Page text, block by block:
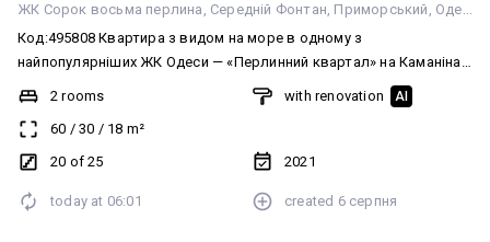
ЖК Сорок восьма перлина Середній Фонтан Приморський Одеса
Код:495808 Квартира з видом на море в одному з
найпопулярніших ЖК Одеси — «Перлинний квартал» на Каманіна!
Пропонується стильна квартира з двома окремими спальнями
та просторою кухнею-вітальнею. Виконано якісний ремонт із
використанням преміальних матеріалів: техніка Bosch, меблі,
виготовлені на замовлення, іспанська плитка та три
власникам — можна одразу заїжджати та жити без додаткових
2 rooms
60 / 30 / 18 m²
20 of 25
with renovation AI
2021
today at 06:01 created 6 серпня